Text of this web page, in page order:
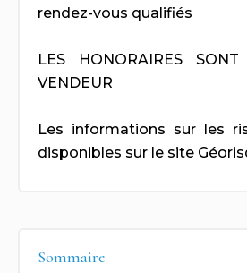
rendez-vous qualifiés
LES HONORAIRES
VENDEUR
Les informations sur les
disponibles sur le site
Sommaire